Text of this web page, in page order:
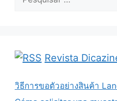
por:
Revista
วิธีการขอตัวอย่างสินค้า